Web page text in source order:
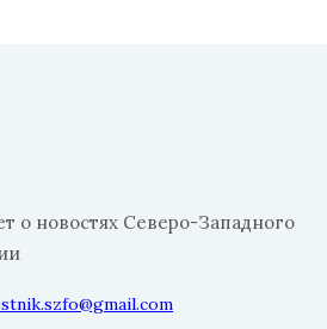
о новостях Северо-Западного